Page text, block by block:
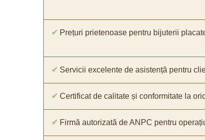
✔ Prețuri prietenoase pentru bijuterii
✔ Servicii excelente de asistență pentru
✔ Certificat de calitate și conformitate la
✔ Firmă autorizată de ANPC pentru